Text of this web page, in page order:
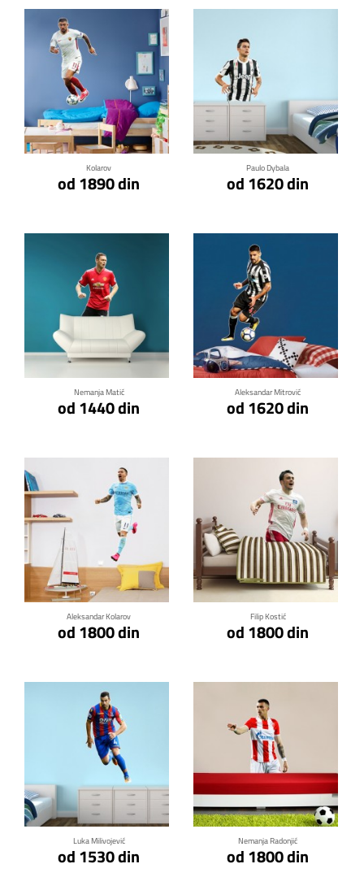
Kolarov
od 1890 din
Klikni za detalje
Paulo Dybala
od 1620 din
Klikni za detalje
Nemanja Matić
od 1440 din
Klikni za detalje
Aleksandar Mitrović
od 1620 din
Klikni za detalje
Aleksandar Kolarov
od 1800 din
Klikni za detalje
Filip Kostić
od 1800 din
Klikni za detalje
Luka Milivojević
od 1530 din
Klikni za detalje
Nemanja Radonjić
od 1800 din
Klikni za detalje